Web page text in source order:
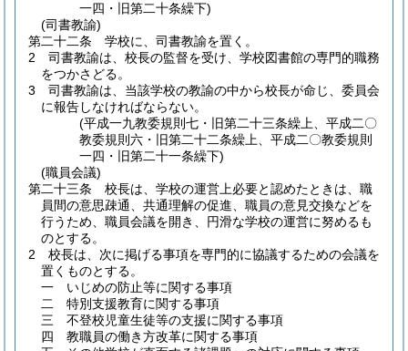
一四・旧第二十条繰下)
(司書教諭)
第二十二条
学校に、司書教諭を置く。
2
司書教諭は、校長の監督を受け、学校図書館の専門的職務
をつかさどる。
3
司書教諭は、当該学校の教諭の中から校長が命じ、委員会
に報告しなければならない。
(平成一九教委規則七・旧第二十三条繰上、平成二〇
教委規則六・旧第二十二条繰上、平成二〇教委規則
一四・旧第二十一条繰下)
(職員会議)
第二十三条
校長は、学校の運営上必要と認めたときは、職
員間の意思疎通、共通理解の促進、職員の意見交換などを
行うため、職員会議を開き、円滑な学校の運営に努めるも
のとする。
2
校長は、次に掲げる事項を専門的に協議するための会議を
置くものとする。
一
いじめの防止等に関する事項
二
特別支援教育に関する事項
三
不登校児童生徒等の支援に関する事項
四
教職員の働き方改革に関する事項